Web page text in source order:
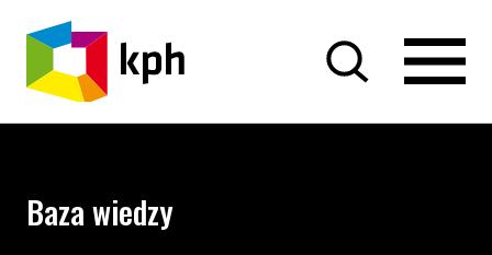
PRZEJDŹ DO TREŚCI
Baza wiedzy